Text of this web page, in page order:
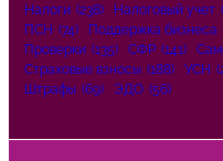
Налоги (238) Налоговый учет
ПСН (74) Поддержка бизнеса
Проверки (135) СФР (141)
Страховые взносы (188) УСН
Штрафы (69) ЭДО (56)